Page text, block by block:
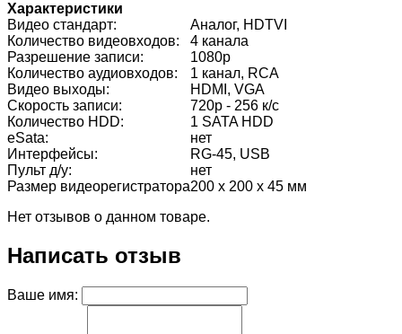
Характеристики
Видео стандарт:
Аналог, HDTVI
Количество видеовходов:
4 канала
Разрешение записи:
1080p
Количество аудиовходов:
1 канал, RCA
Видео выходы:
HDMI, VGA
Cкорость записи:
720р - 256 к/с
Количество HDD:
1 SATA HDD
eSata:
нет
Интерфейсы:
RG-45, USB
Пульт д/у:
нет
Размер видеорегистратора200 x 200 x 45 мм
Нет отзывов о данном товаре.
Написать отзыв
Ваше имя: